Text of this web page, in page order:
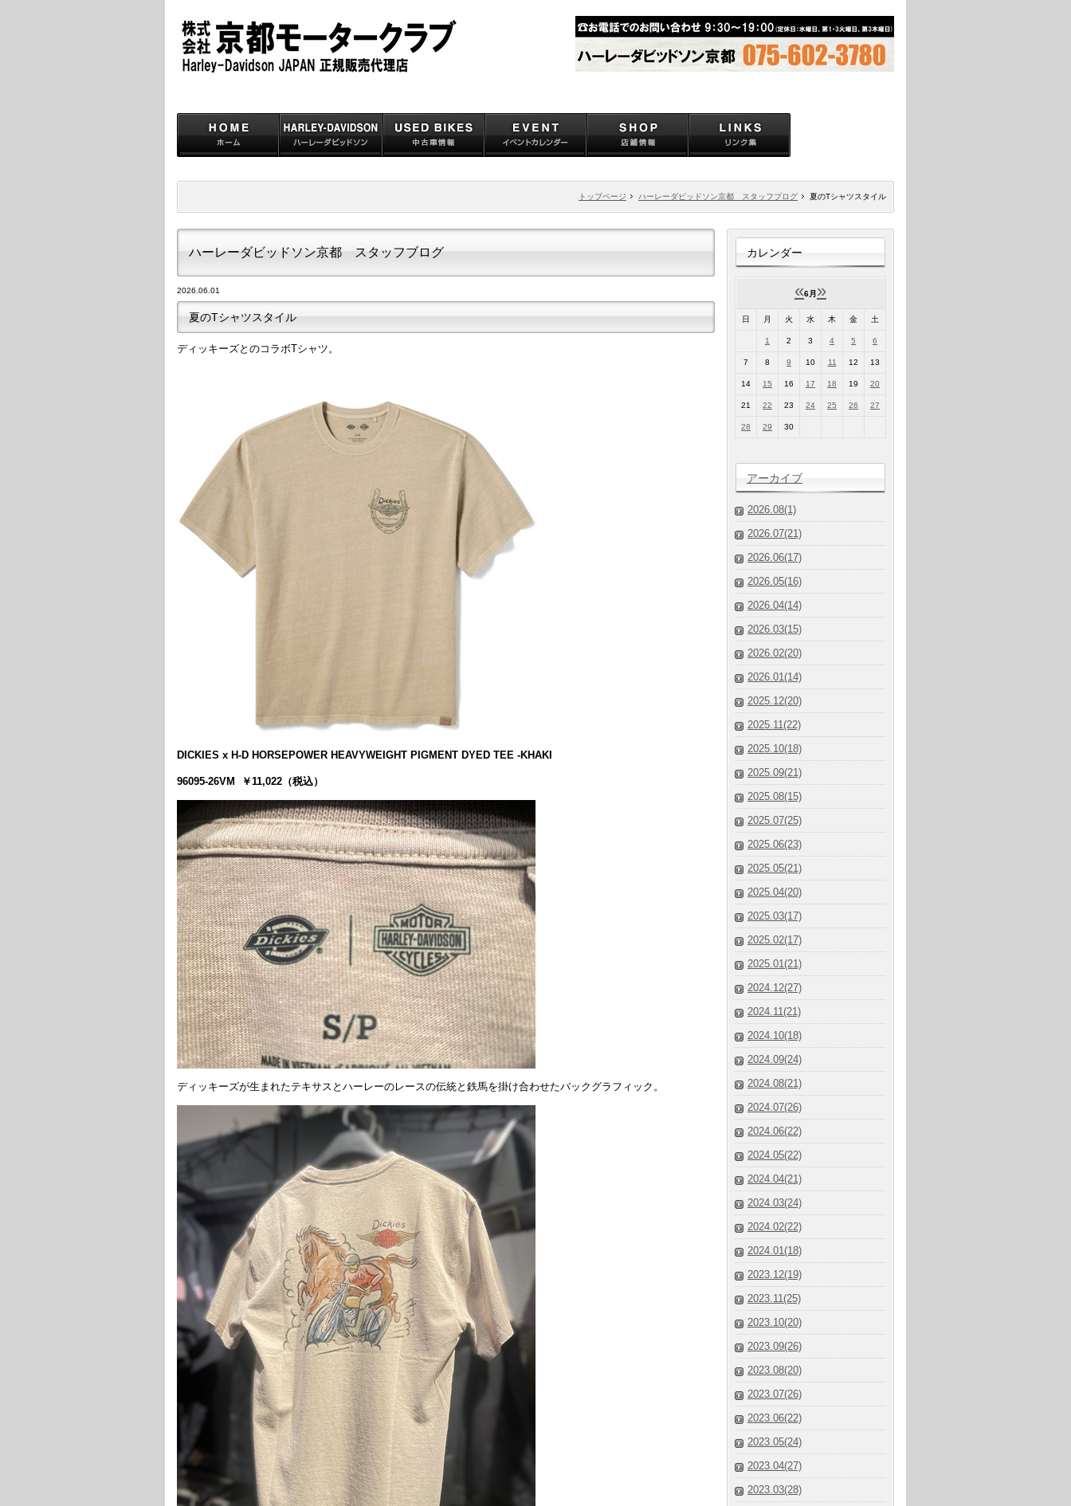
トップページ ハーレーダビッドソン京都 スタッフブログ 夏のTシャツスタイル
ハーレーダビッドソン京都 スタッフブログ
2026.06.01
夏のTシャツスタイル
ディッキーズとのコラボTシャツ。
DICKIES x H-D HORSEPOWER HEAVYWEIGHT PIGMENT DYED TEE -KHAKI
96095-26VM ￥11,022（税込）
ディッキーズが生まれたテキサスとハーレーのレースの伝統と鉄馬を掛け合わせたバックグラフィック。
カレンダー
«6月 »
日 月 火 水 木 金 土
1 2 3 4 5 6
7 8 9 10 11 12 13
14 15 16 17 18 19 20
21 22 23 24 25 26 27
28 29 30
アーカイブ
2026.08(1)
2026.07(21)
2026.06(17)
2026.05(16)
2026.04(14)
2026.03(15)
2026.02(20)
2026.01(14)
2025.12(20)
2025.11(22)
2025.10(18)
2025.09(21)
2025.08(15)
2025.07(25)
2025.06(23)
2025.05(21)
2025.04(20)
2025.03(17)
2025.02(17)
2025.01(21)
2024.12(27)
2024.11(21)
2024.10(18)
2024.09(24)
2024.08(21)
2024.07(26)
2024.06(22)
2024.05(22)
2024.04(21)
2024.03(24)
2024.02(22)
2024.01(18)
2023.12(19)
2023.11(25)
2023.10(20)
2023.09(26)
2023.08(20)
2023.07(26)
2023.06(22)
2023.05(24)
2023.04(27)
2023.03(28)